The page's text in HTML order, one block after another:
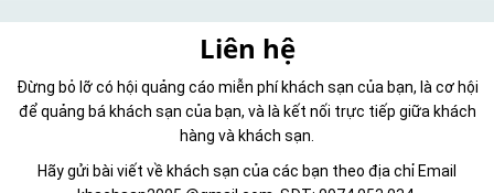
Liên hệ
Đừng bỏ lỡ có hội quảng cáo miễn phí khách sạn của bạn, là cơ hội
để quảng bá khách sạn của bạn, và là kết nối trực tiếp giữa khách
hàng và khách sạn.
Hãy gửi bài viết về khách sạn của các bạn theo địa chỉ Email